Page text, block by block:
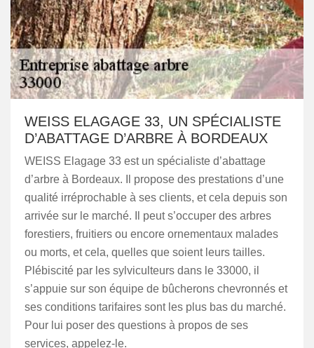
WEISS ELAGAGE 33, UN SPÉCIALISTE
D’ABATTAGE D’ARBRE À BORDEAUX
WEISS Elagage 33 est un spécialiste d’abattage
d’arbre à Bordeaux. Il propose des prestations d’une
qualité irréprochable à ses clients, et cela depuis son
arrivée sur le marché. Il peut s’occuper des arbres
forestiers, fruitiers ou encore ornementaux malades
ou morts, et cela, quelles que soient leurs tailles.
Plébiscité par les sylviculteurs dans le 33000, il
s’appuie sur son équipe de bûcherons chevronnés et
ses conditions tarifaires sont les plus bas du marché.
Pour lui poser des questions à propos de ses
services, appelez-le.